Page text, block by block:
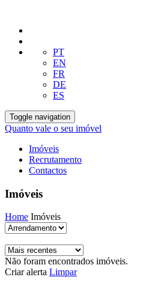
PT
EN
FR
DE
ES
Toggle navigation
Quanto vale o seu imóvel
Imóveis
Recrutamento
Contactos
Imóveis
Home Imóveis
Não foram encontrados imóveis.
Criar alerta Limpar